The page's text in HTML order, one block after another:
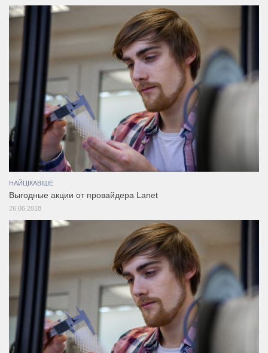
НАЙЦІКАВІШЕ
Выгодные акции от провайдера Lanet
26.06.2018